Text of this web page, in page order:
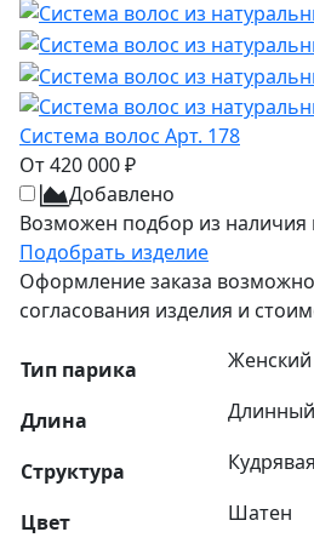
Система волос Арт. 178
От 420 000 ₽
Добавлено
Возможен подбор из наличия
Подобрать изделие
Оформление заказа
согласования изделия и
Тип парика Женский
Длина
Структура Кудрявая
Цвет
Шатен